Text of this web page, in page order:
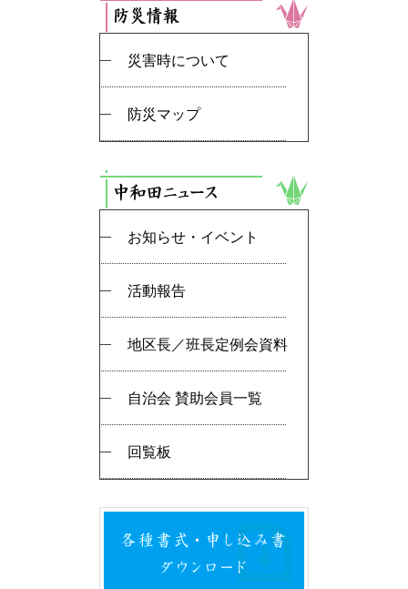
災害時について
防災マップ
お知らせ・イベント
活動報告
地区長／班長定例会資料
自治会 賛助会員一覧
回覧板